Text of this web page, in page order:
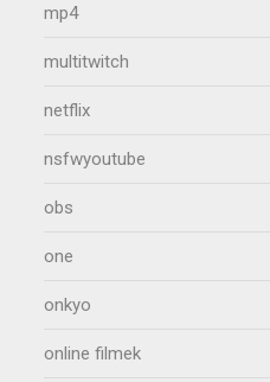
mp4
multitwitch
netflix
nsfwyoutube
obs
one
onkyo
online filmek